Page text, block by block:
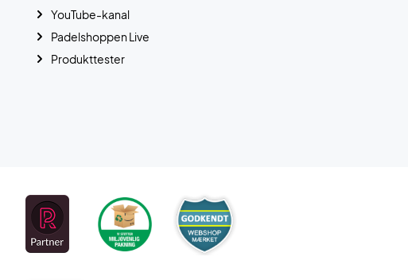
YouTube-kanal
Padelshoppen Live
Produkttester